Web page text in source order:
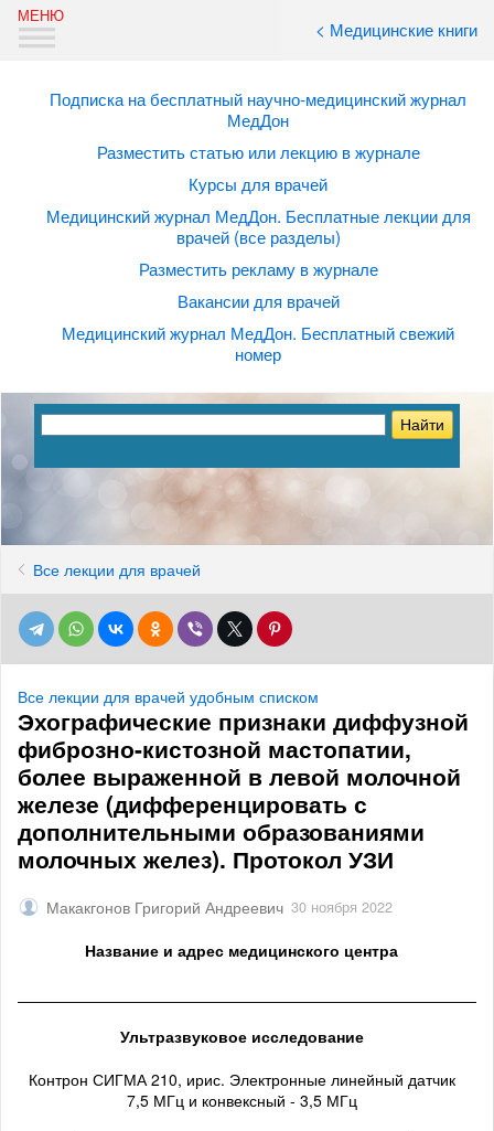
< Медицинские книги
Подписка на бесплатный научно-медицинский журнал
МедДон
Разместить статью или лекцию в журнале
Курсы для врачей
Медицинский журнал МедДон. Бесплатные лекции для
врачей (все разделы)
Разместить рекламу в журнале
Вакансии для врачей
Медицинский журнал МедДон. Бесплатный свежий
номер
Все лекции для врачей
Все лекции для врачей удобным списком
Эхографические признаки диффузной
фиброзно-кистозной мастопатии,
более выраженной в левой молочной
железе (дифференцировать с
дополнительными образованиями
молочных желез). Протокол УЗИ
Макакгонов Григорий Андреевич 30 ноября 2022
Название и адрес медицинского центра
Ультразвуковое исследование
Контрон СИГМА 210, ирис. Электронные линейный датчик
7,5 МГц и конвексный - 3,5 МГц